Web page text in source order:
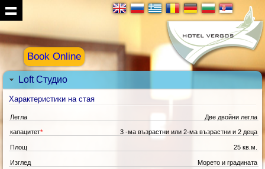
Book Online
Loft Студио
Характеристики на стая
Легла Две двойни легла
капацитет* 3 -ма възрастни или 2-ма възрастни и 2 деца
Площ 25 кв.м.
Изглед Морето и градината